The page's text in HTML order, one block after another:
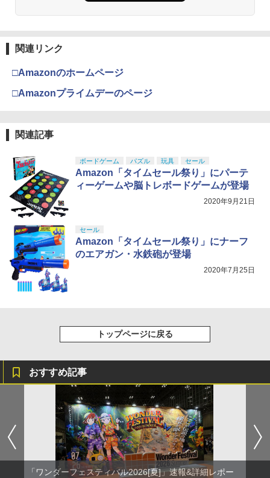
関連リンク
□Amazonのホームページ
□Amazonプライムデーのページ
関連記事
ボードゲーム パズル 玩具 セール
Amazon「タイムセール祭り」にパーテ
ィーゲームや脳トレボードゲームが登場
2020年9月21日
セール
Amazon「タイムセール祭り」にナーフ
のエアガン・水鉄砲が登場
2020年7月25日
トップページに戻る
おすすめ記事
「ワンダーフェスティバル2026[夏]」速報&詳細レポー